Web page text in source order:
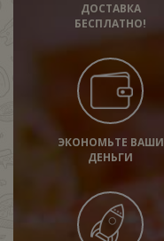
ДОСТАВКА
БЕСПЛАТНО!
ЭКОНОМЬТЕ ВАШИ
ДЕНЬГИ